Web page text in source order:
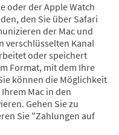
oder der Apple Watch
den Sie über Safari
der Mac und
verschlüsselten Kanal
oder speichert
Format, mit dem Ihre
können die Möglichkeit
Mac in den
Gehen Sie zu
Sie "Zahlungen auf